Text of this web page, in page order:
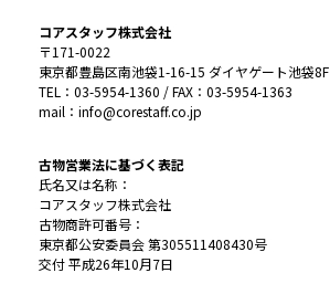
コアスタッフ株式会社
〒171-0022
東京都豊島区南池袋1-16-15 ダイヤゲート池袋8F
TEL：03-5954-1360 / FAX：03-5954-1363
mail：info@corestaff.co.jp
古物営業法に基づく表記
氏名又は名称：
コアスタッフ株式会社
古物商許可番号：
東京都公安委員会 第305511408430号
交付 平成26年10月7日